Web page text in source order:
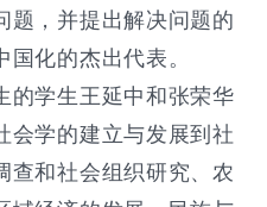
题，并提出解决问题的
国化的杰出代表。
的学生王延中和张荣华
会学的建立与发展到社
查和社会组织研究、农